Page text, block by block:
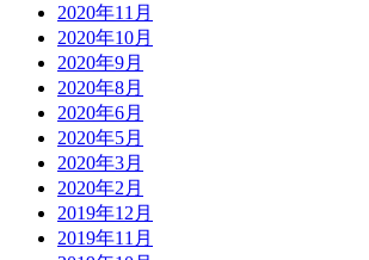
2020年11月
2020年10月
2020年9月
2020年8月
2020年6月
2020年5月
2020年3月
2020年2月
2019年12月
2019年11月